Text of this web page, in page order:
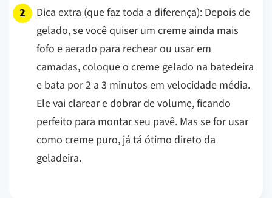
Dica extra (que faz toda a diferença): Depois de
gelado, se você quiser um creme ainda mais
fofo e aerado para rechear ou usar em
camadas, coloque o creme gelado na batedeira
e bata por 2 a 3 minutos em velocidade média.
Ele vai clarear e dobrar de volume, ficando
perfeito para montar seu pavê. Mas se for usar
como creme puro, já tá ótimo direto da
geladeira.